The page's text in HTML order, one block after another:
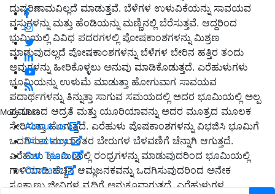
More Links
About us
Directory
Our Team
Contact
ದುಷ್ಪರಿಣಾಮವಿಲ್ಲದೆ ಮಾಡುತ್ತವೆ. ಬೆಳೆಗಳ ಉಳುವಿಕೆಯನ್ನು ಸಾವಯವ
ವಸ್ತುಗಳನ್ನು ಮತ್ತು ಹೆಂಡಿಯನ್ನು ಮಣ್ಣಿನಲ್ಲಿ ಬೆರೆಸುತ್ತವೆ. ಆದ್ದರಿಂದ
ಭುಮಿಯಲ್ಲಿ ವಿವಿಧ ಪದರಗಳಲ್ಲಿ ಪೋಷಕಾಂಶಗಳನ್ನು ಮಿಶ್ರಣ
ಮಾಡುವುದಲ್ಲದೆ ಪೋಷಕಾಂಶಗಳನ್ನು ಬೆಳೆಗಳ ಬೇರಿನ ಹತ್ತಿರ ತಂದು
ಅವುಗಳನ್ನು ಹೀರಿಕೊಳ್ಳಲು ಅನುವು ಮಾಡಿಕೊಡುತ್ತದೆ. ಎರೆಹುಳುಗಳು
ಭೂಮಿಯನ್ನು ಉಳುಮೆ ಮಾಡುತ್ತಾ ಹೋಗುವಾಗ ಸಾವಯವ
ಪದಾರ್ಥಗಳನ್ನು ತಿನ್ನುತ್ತಾ ಸಾಗುವ ಸಮಯದಲ್ಲಿ ಅದರ ಭೂಮಿಯಲ್ಲಿ ಅಲ್ಪ
ಪ್ರಮಾಣದ ಆದ್ರತೆ ಮತ್ತು ಯೂರಿಯಾವನ್ನು ಅದರ ಮೂತ್ರದ ಮೂಲಕ
ಸೇರಿಸುತ್ತಾ ಹೊಗುತ್ತದೆ. ಎರೆಹುಳು ಪೊಷಕಾಂಶಗಳನ್ನು ವಿಭಜಿಸಿ ಭೂಮಿಗೆ
ಒದಗಿಸುವ ಮುಖಾಂತರ ಬೇರುಗಳ ಬೆಳವಣಿಗೆ ಚೆನ್ನಾಗಿ ಆಗುತ್ತದೆ.
ಎರೆಹುಳು ಭೂಮಿಯಲ್ಲಿ ರಂಧ್ರಗಳನ್ನು ಮಾಡುವುದರಿಂದ ಭೂಮಿಯಲ್ಲಿ
ಗಾಳಿಯಾಡಿ ಹೆಚ್ಚಿನ ಆಮ್ಲಜನಕವನ್ನು ಒದಗಿಸುವುದರಿಂದ ಅನೇಕ
ಸೂಕ್ಷ್ಮಾಣು ಜೀವಿಗಳ ವೃದ್ಧಿಗೆ ಅನುಕೂವಾಗುತ್ತದೆ. ಎರೆಹುಳುಗಳ